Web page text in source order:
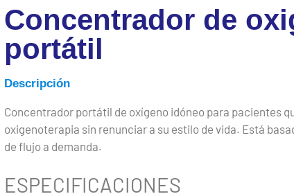
Concentrador de
portátil
Descripción
Concentrador portátil de oxígeno idóneo para pacientes
oxigenoterapia sin renunciar a su estilo de vida. Está
de flujo a demanda.
ESPECIFICACIONES